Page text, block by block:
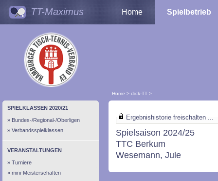
TT-Maximus Home Spielbetrieb
Home > click-TT >
SPIELKLASSEN 2020/21
Bundes-/Regional-/Oberligen
Verbandsspielklassen
VERANSTALTUNGEN
Turniere
mini-Meisterschaften
Ergebnishistorie freischalten ...
Spielsaison 2024/25
TTC Berkum
Wesemann, Jule